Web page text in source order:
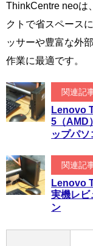
ThinkCentre neoは
クトで省スペース
ッサーや豊富な外
作業に最適です。
関連記
Lenovo
5（AMD
ップパソ
関連記
Lenovo
実機レビ
ン